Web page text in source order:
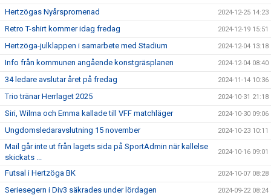
Hertzögas Nyårspromenad 2024-12-25 14:23
Retro T-shirt kommer idag fredag 2024-12-19 15:51
Hertzöga-julklappen i samarbete med Stadium 2024-12-04 13:18
Info från kommunen angående konstgräsplanen 2024-12-04 08:40
34 ledare avslutar året på fredag 2024-11-14 10:36
Trio tränar Herrlaget 2025 2024-10-31 21:18
Siri, Wilma och Emma kallade till VFF matchläger 2024-10-30 09:06
Ungdomsledaravslutning 15 november 2024-10-23 10:11
Mail går inte ut från lagets sida på SportAdmin när kallelse
skickats ...
2024-10-16 09:01
Futsal i Hertzöga BK 2024-10-07 08:28
Seriesegern i Div3 säkrades under lördagen 2024-09-22 08:24